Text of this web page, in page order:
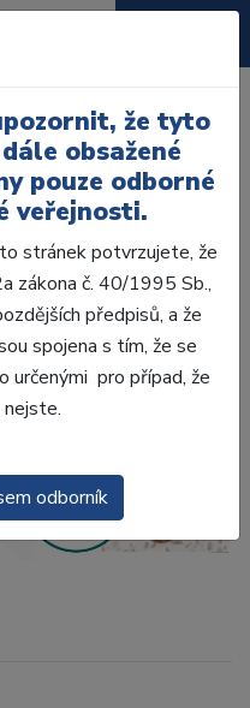
že tyto
obsažené
pouze odborné
veřejnosti.
stránek potvrzujete, že
zákona č. 40/1995 Sb.,
předpisů, a že
spojena s tím, že se
určenými pro případ, že
odborník